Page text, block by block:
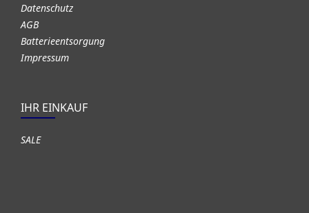
Datenschutz
AGB
Batterieentsorgung
Impressum
IHR EINKAUF
SALE